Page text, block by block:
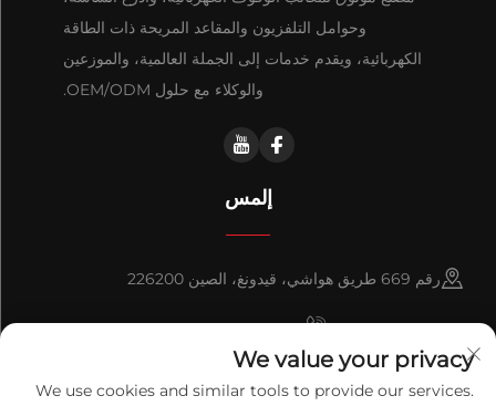
وحوامل التلفزيون والمقاعد المريحة ذات الطاقة
الكهربائية، ويقدم خدمات إلى الجملة العالمية، والموزعين
والوكلاء مع حلول OEM/ODM.
إلمس
رقم 669 طريق هواشي، قيدونغ، الصين 226200
+86-18921656832
+86 15250055262
We value your privacy
We use cookies and similar tools to provide our services.